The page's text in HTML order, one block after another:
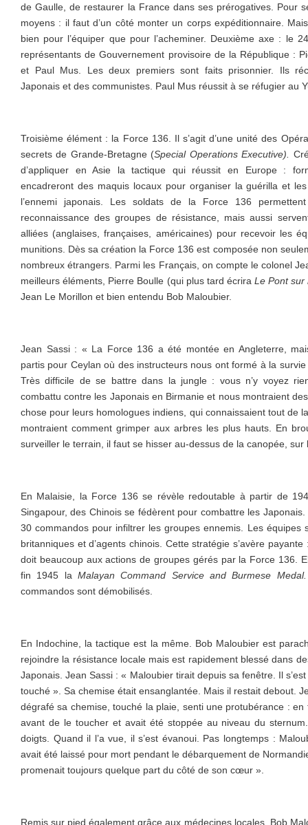
de Gaulle, de restaurer la France dans ses prérogatives. Pour
moyens : il faut d’un côté monter un corps expéditionnaire.
bien pour l’équiper que pour l’acheminer. Deuxième axe : le
représentants de Gouvernement provisoire de la République :
et Paul Mus. Les deux premiers sont faits prisonnier. Ils
Japonais et des communistes. Paul Mus réussit à se réfugier au
Troisième élément : la Force 136. Il s’agit d’une unité des
secrets de Grande-Bretagne (Special Operations Executive).
d’appliquer en Asie la tactique qui réussit en Europe :
encadreront des maquis locaux pour organiser la guérilla et
l’ennemi japonais. Les soldats de la Force 136
reconnaissance des groupes de résistance, mais aussi
alliées (anglaises, françaises, américaines) pour recevoir les
munitions. Dès sa création la Force 136 est composée non
nombreux étrangers. Parmi les Français, on compte le colonel
meilleurs éléments, Pierre Boulle (qui plus tard écriraLe Pont sur
Jean Le Morillon et bien entendu Bob Maloubier.
Jean Sassi : « La Force 136 a été montée en Angleterre,
partis pour Ceylan où des instructeurs nous ont formé à la
Très difficile de se battre dans la jungle : vous n’y voyez
combattu contre les Japonais en Birmanie et nous montraient
chose pour leurs homologues indiens, qui connaissaient tout de
montraient comment grimper aux arbres les plus hauts. En
surveiller le terrain, il faut se hisser au-dessus de la canopée, sur
En Malaisie, la Force 136 se révèle redoutable à partir de
Singapour, des Chinois se fédèrent pour combattre les
30 commandos pour infiltrer les groupes ennemis. Les équipes
britanniques et d’agents chinois. Cette stratégie s’avère
doit beaucoup aux actions de groupes gérés par la Force 136.
fin 1945 la Malayan Command Service and Burmese Medal.
commandos sont démobilisés.
En Indochine, la tactique est la même. Bob Maloubier est
rejoindre la résistance locale mais est rapidement blessé dans
Japonais. Jean Sassi : « Maloubier tirait depuis sa fenêtre. Il
touché ». Sa chemise était ensanglantée. Mais il restait debout.
dégrafé sa chemise, touché la plaie, senti une protubérance :
avant de le toucher et avait été stoppée au niveau du
doigts. Quand il l’a vue, il s’est évanoui. Pas longtemps :
avait été laissé pour mort pendant le débarquement de
promenait toujours quelque part du côté de son cœur ».
Remis sur pied également grâce aux médecines locales, Bob